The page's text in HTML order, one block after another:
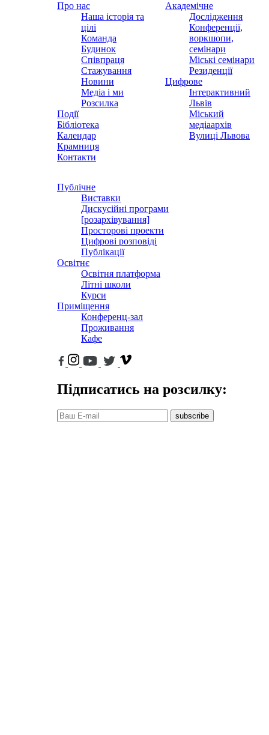
Про нас
Наша історія та
цілі
Команда
Будинок
Співпраця
Стажування
Новини
Медіа і ми
Розсилка
Події
Бібліотека
Календар
Крамниця
Контакти
Академічне
Дослідження
Конференції,
воркшопи,
семінари
Міські семінари
Резиденції
Цифрове
Інтерактивний
Львів
Міський
медіаархів
Вулиці Львова
Публічне
Виставки
Дискусійні програми
[розархівування]
Просторові проекти
Цифрові розповіді
Публікації
Освітнє
Освітня платформа
Літні школи
Курси
Приміщення
Конференц-зал
Проживання
Кафе
Підписатись на розсилку:
subscribe